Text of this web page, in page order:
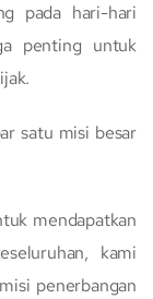
pada hari-hari
penting untuk
satu misi besar
mendapatkan
kami
penerbangan